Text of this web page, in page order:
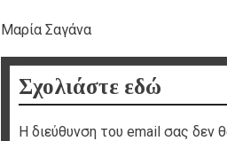
Μαρία Σαγάνα
Σχολιάστε εδώ
Η διεύθυνση του email σας δεν